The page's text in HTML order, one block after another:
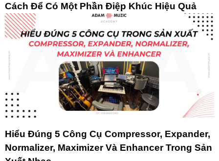
Cách Để Có Một Phần Điệp Khúc Hiệu Quả
Hiểu Đúng 5 Công Cụ Compressor, Expander,
Normalizer, Maximizer Và Enhancer Trong Sản